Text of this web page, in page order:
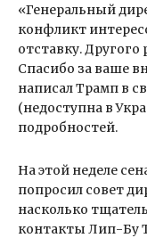
«Генеральный
конфликт
отставку.
Спасибо за ваше
написал Трамп в
(недоступна в
подробностей.
На этой неделе
попросил совет
насколько
контакты Лип-Бу